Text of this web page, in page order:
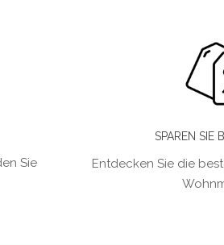
Sie
SPAREN SIE
Entdecken Sie die